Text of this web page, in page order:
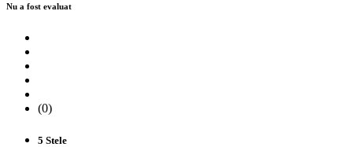
Nu a fost evaluat
(0)
5 Stele